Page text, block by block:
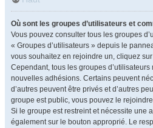
Où sont les groupes d’utilisateurs et
Vous pouvez consulter tous les groupes
« Groupes d’utilisateurs » depuis le
vous souhaitez en rejoindre un, cliquez
Cependant, tous les groupes
nouvelles adhésions. Certains peuvent
d’autres peuvent être privés et d’autres
groupe est public, vous pouvez le
Si le groupe est restreint et nécessite une
également sur le bouton approprié. Le